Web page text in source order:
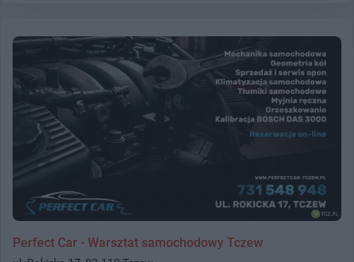
Perfect Car - Warsztat samochodowy Tczew